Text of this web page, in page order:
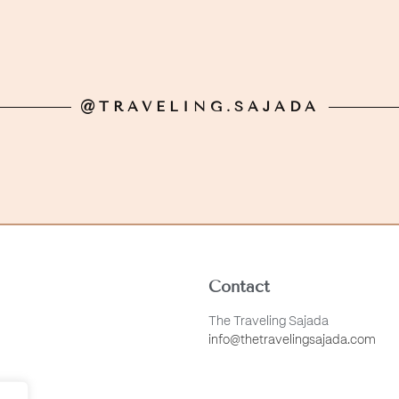
@TRAVELING.SAJADA
Contact
The Traveling Sajada
info@thetravelingsajada.com